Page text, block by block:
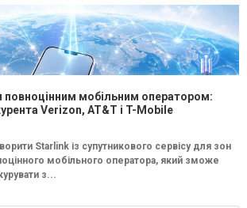
повноцінним мобільним оператором:
Verizon, AT&T і T-Mobile
Starlink із супутникового сервісу для зон
мобільного оператора, який зможе
з...